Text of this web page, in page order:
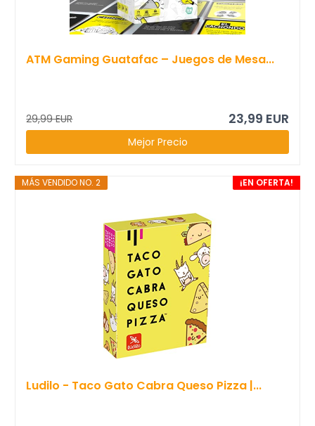
ATM Gaming Guatafac – Juegos de Mesa...
29,99 EUR 23,99 EUR
Mejor Precio
¡EN OFERTA!
MÁS VENDIDO NO. 2
Ludilo - Taco Gato Cabra Queso Pizza |...